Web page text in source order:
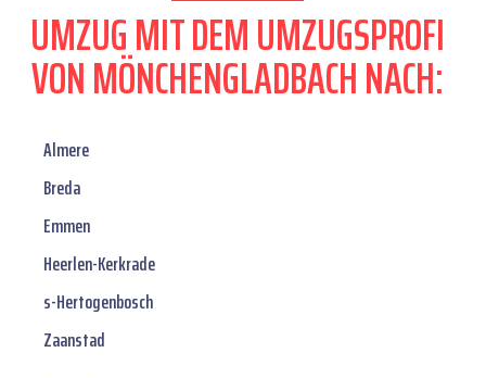
UMZUG MIT DEM UMZUGSPROFI
VON MÖNCHENGLADBACH NACH:
Almere
Breda
Emmen
Heerlen-Kerkrade
s-Hertogenbosch
Zaanstad